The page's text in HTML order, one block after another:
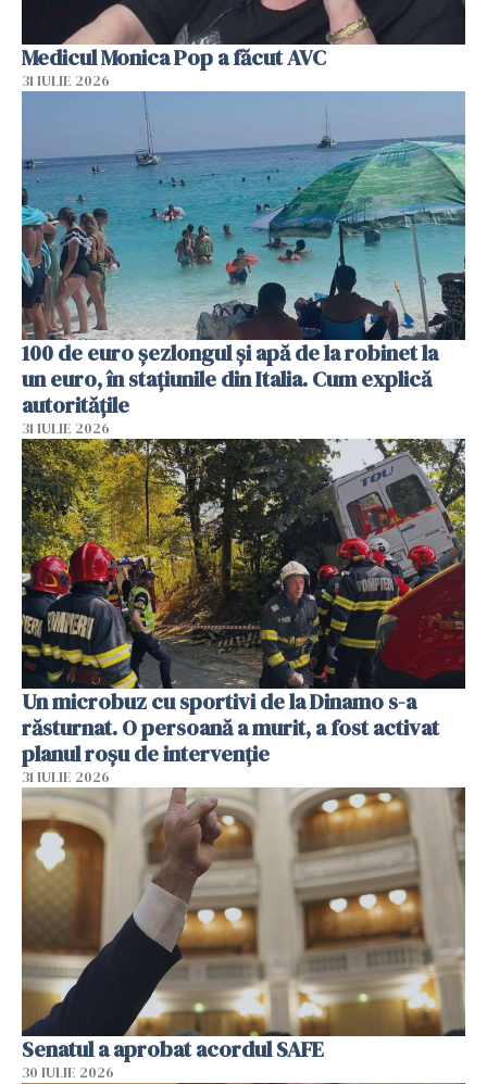
Medicul Monica Pop a făcut AVC
31 IULIE 2026
100 de euro șezlongul și apă de la robinet la
un euro, în stațiunile din Italia. Cum explică
autoritățile
31 IULIE 2026
Un microbuz cu sportivi de la Dinamo s-a
răsturnat. O persoană a murit, a fost activat
planul roșu de intervenție
31 IULIE 2026
Senatul a aprobat acordul SAFE
30 IULIE 2026